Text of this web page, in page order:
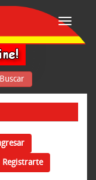
Toggle
Buscar
Registrarte